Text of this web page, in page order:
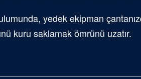
yedek ekipman
kuru saklamak ömrünü uzatır.